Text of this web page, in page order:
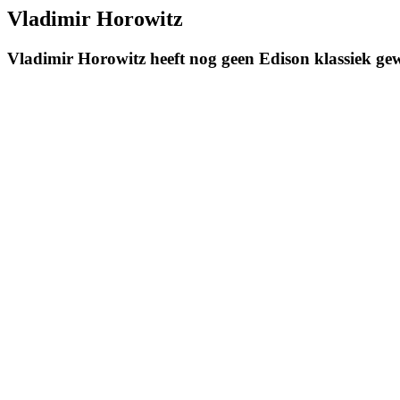
Vladimir Horowitz
Vladimir Horowitz heeft nog geen Edison klassiek